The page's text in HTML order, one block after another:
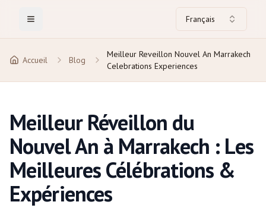
Toggle Menu Français
Accueil Blog
Meilleur Reveillon Nouvel An Marrakech
Celebrations Experiences
Meilleur Réveillon du
Nouvel An à Marrakech : Les
Meilleures Célébrations &
Expériences